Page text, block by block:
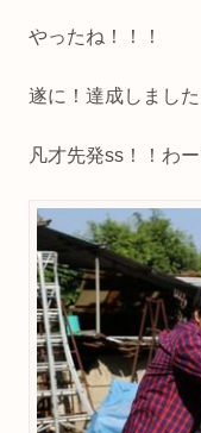
やったね！！！
遂に！達成しました
凡才先発ss！！わ